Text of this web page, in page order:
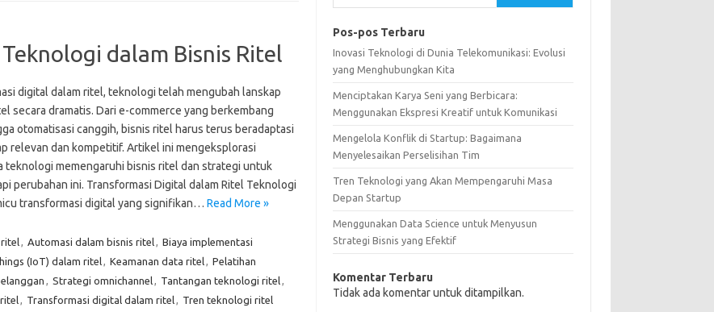
dalam Bisnis Ritel
digital dalam ritel, teknologi telah mengubah lanskap
secara dramatis. Dari e-commerce yang berkembang
otomatisasi canggih, bisnis ritel harus terus beradaptasi
relevan dan kompetitif. Artikel ini mengeksplorasi
teknologi memengaruhi bisnis ritel dan strategi untuk
perubahan ini. Transformasi Digital dalam Ritel Teknologi
transformasi digital yang signifikan… Read More »
, Automasi dalam bisnis ritel, Biaya implementasi
(IoT) dalam ritel, Keamanan data ritel, Pelatihan
, Strategi omnichannel, Tantangan teknologi ritel,
, Transformasi digital dalam ritel, Tren teknologi ritel
Pos-pos Terbaru
Inovasi Teknologi di Dunia Telekomunikasi: Evolusi
yang Menghubungkan Kita
Menciptakan Karya Seni yang Berbicara:
Menggunakan Ekspresi Kreatif untuk Komunikasi
Mengelola Konflik di Startup: Bagaimana
Menyelesaikan Perselisihan Tim
Tren Teknologi yang Akan Mempengaruhi Masa
Depan Startup
Menggunakan Data Science untuk Menyusun
Strategi Bisnis yang Efektif
Komentar Terbaru
Tidak ada komentar untuk ditampilkan.